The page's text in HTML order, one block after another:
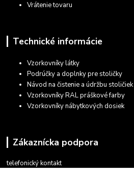
Vrátenie tovaru
Technické informácie
Vzorkovníky látky
Podrúčky a doplnky pre stoličky
Návod na čistenie a údržbu stoličiek
Vzorkovníky RAL práškové farby
Vzorkovníky nábytkových dosiek
Zákaznícka podpora
telefonický kontakt